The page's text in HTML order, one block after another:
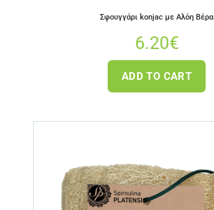
Σφουγγάρι konjac με Αλόη Βέρα
6.20€
ADD TO CART